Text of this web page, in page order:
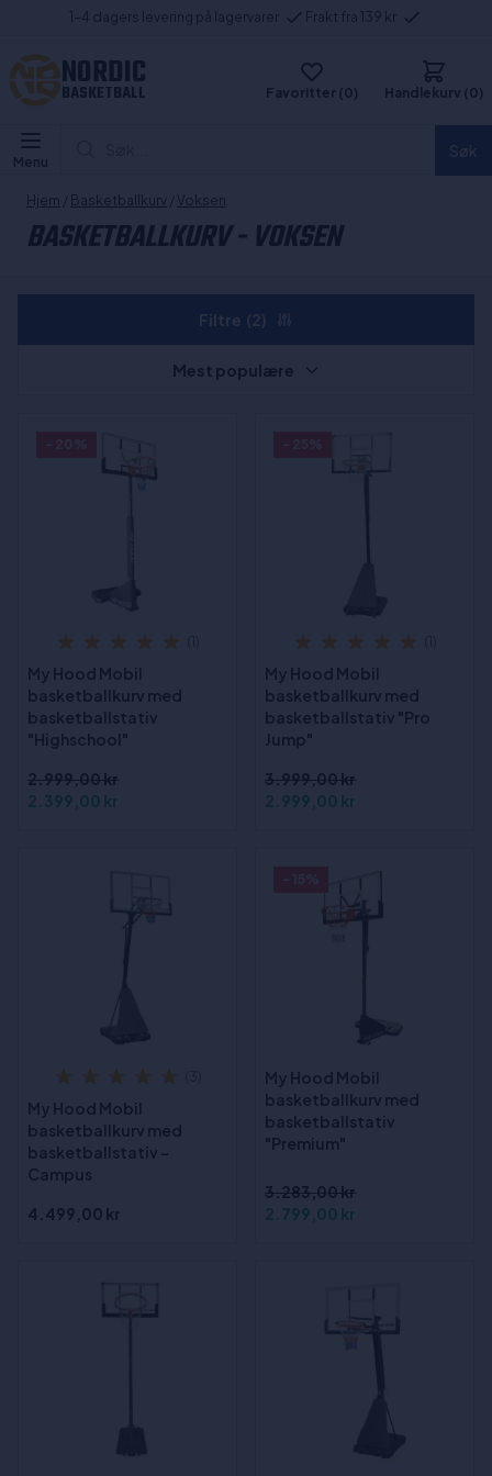
1-4 dagers levering på lagervarer Frakt fra 139 kr
NORDIC
BASKETBALL Favoritter (0) Handlekurv (0)
Menu
Hjem / Basketballkurv / Voksen
BASKETBALLKURV - VOKSEN
My Hood Mobil
basketballkurv med
basketballstativ
"Highschool"
2.999,00 kr
2.399,00 kr
My Hood Mobil
basketballkurv med
basketballstativ "Pro
Jump"
3.999,00 kr
2.999,00 kr
My Hood Mobil
basketballkurv med
basketballstativ -
Campus
4.499,00 kr
My Hood Mobil
basketballkurv med
basketballstativ
"Premium"
3.283,00 kr
2.799,00 kr
Mest populære